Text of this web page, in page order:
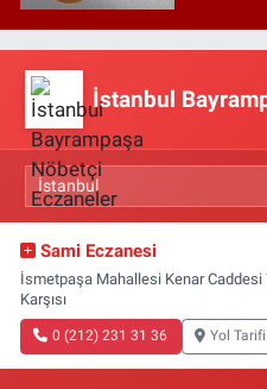
İstanbul
Sami Eczanesi
İsmetpaşa Mahallesi Kenar
Karşısı
0 (212) 231 31 36 Yol Tarifi